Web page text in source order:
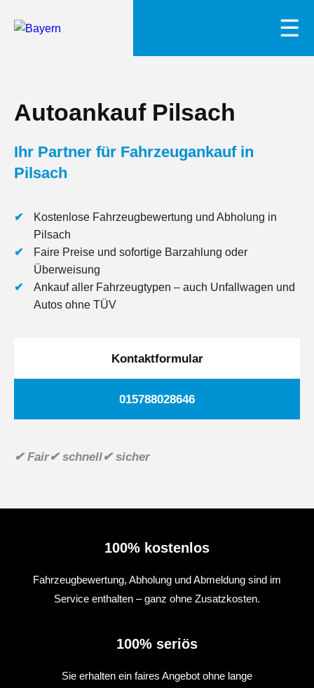
☰
Autoankauf Pilsach
Ihr Partner für Fahrzeugankauf in
Pilsach
Kostenlose Fahrzeugbewertung und Abholung in
Pilsach
Faire Preise und sofortige Barzahlung oder
Überweisung
Ankauf aller Fahrzeugtypen – auch Unfallwagen und
Autos ohne TÜV
Kontaktformular
015788028646
✔ Fair✔ schnell✔ sicher
100% kostenlos
Fahrzeugbewertung, Abholung und Abmeldung sind im
Service enthalten – ganz ohne Zusatzkosten.
100% seriös
Sie erhalten ein faires Angebot ohne lange